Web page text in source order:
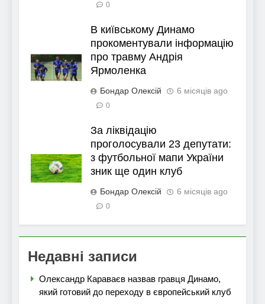
0
В київському Динамо
прокоментували інформацію
про травму Андрія
Ярмоленка
Бондар Олексій 6 місяців ago
0
За ліквідацію
проголосували 23 депутати:
з футбольної мапи України
зник ще один клуб
Бондар Олексій 6 місяців ago
0
Недавні записи
Олександр Караваєв назвав гравця Динамо,
який готовий до переходу в європейський клуб